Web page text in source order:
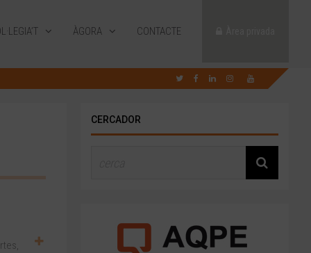
ÀGORA CONTACTE
CERCADOR